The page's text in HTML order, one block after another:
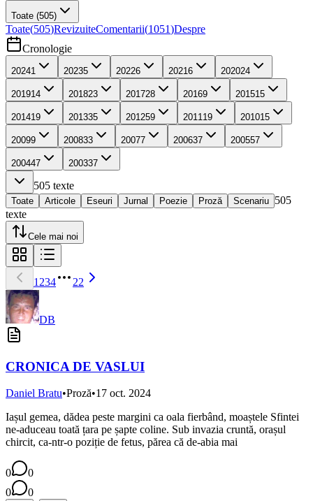
Toate (505)
Toate(505)RevizuiteComentarii(1051)Despre
Cronologie
20241 20235 20226 2021 6 202024
201914 201823 201728 20169 201515
201419 201335 201259 2011 19 201015
20099 200833 20077 200637 200557
200447 200337
505 texte
Toate Articole Eseuri Jurnal Poezie Proză Scenariu 505
texte
Cele mai noi
1 234 22
DB
CRONICA DE VASLUI
Daniel Bratu•Proză•17 oct. 2024
Iașul gemea, dădea peste margini ca oala fierbând, moaștele Sfintei
ne-aduceau toată țara pe șapte coline. Sub invazia cruntă, orașul
chircit, ca-ntr-o poziție de fetus, părea că de-abia mai
0
0
0
0